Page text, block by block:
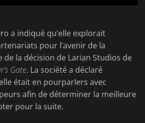
a indiqué qu’elle explorait
pour l’avenir de la
de la décision de Larian Studios de
Gate. La société a déclaré
était en pourparlers avec
afin de déterminer la meilleure
pour la suite.